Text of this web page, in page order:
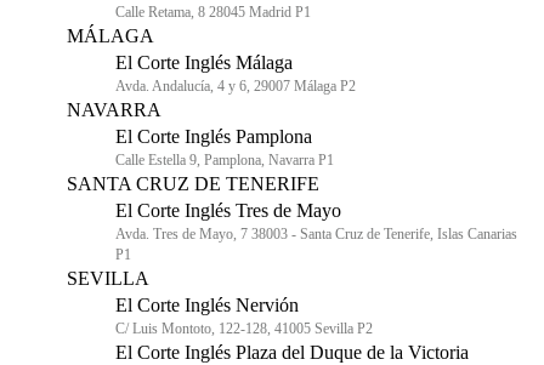
Calle Retama, 8 28045 Madrid P1
MÁLAGA
El Corte Inglés Málaga
Avda. Andalucía, 4 y 6, 29007 Málaga P2
NAVARRA
El Corte Inglés Pamplona
Calle Estella 9, Pamplona, Navarra P1
SANTA CRUZ DE TENERIFE
El Corte Inglés Tres de Mayo
Avda. Tres de Mayo, 7 38003 - Santa Cruz de Tenerife, Islas Canarias
P1
SEVILLA
El Corte Inglés Nervión
C/ Luis Montoto, 122-128, 41005 Sevilla P2
El Corte Inglés Plaza del Duque de la Victoria